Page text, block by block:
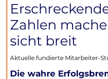
Zahlen
sicht breit
Aktuelle fundierte Mitarbeiter-
Die wahre